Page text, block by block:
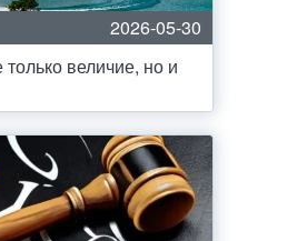
2026-05-30
величие, но и